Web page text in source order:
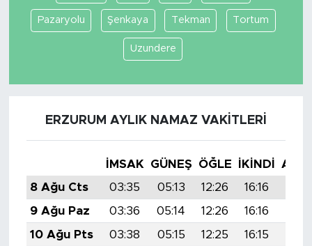
Pazaryolu Şenkaya Tekman Tortum
Uzundere
ERZURUM AYLIK NAMAZ VAKITLERI
İMSAK GÜNEŞ ÖĞLE İKINDI
8 Ağu Cts
03:35 05:13 12:26 16:16
9 Ağu Paz
03:36 05:14 12:26 16:16
10 Ağu Pts
03:38 05:15 12:25 16:15